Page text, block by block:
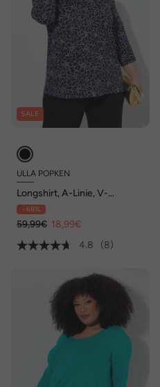
SALE
ULLA POPKEN
Longshirt, A-Linie, V-
Ausschnitt, 3/4-Arm
- 68%
59,99€ 18,99€
4.8
(8)